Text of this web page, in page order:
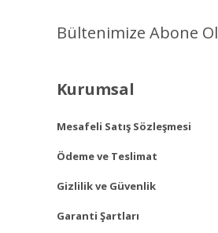
Bültenimize Abone Ol
Kurumsal
Mesafeli Satış Sözleşmesi
Ödeme ve Teslimat
Gizlilik ve Güvenlik
Garanti Şartları